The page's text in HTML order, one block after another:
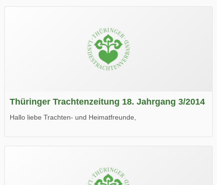
Thüringer Trachtenzeitung 18. Jahrgang 3/2014
Hallo liebe Trachten- und Heimatfreunde,
Wir wünschen Euch viel Spaß beim Lesen.